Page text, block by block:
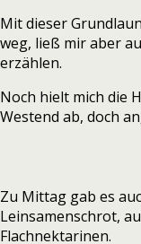
Mit dieser
weg, ließ mir aber
erzählen.
Noch hielt mich die
Westend ab, doch
Zu Mittag gab es
Leinsamenschrot,
Flachnektarinen.